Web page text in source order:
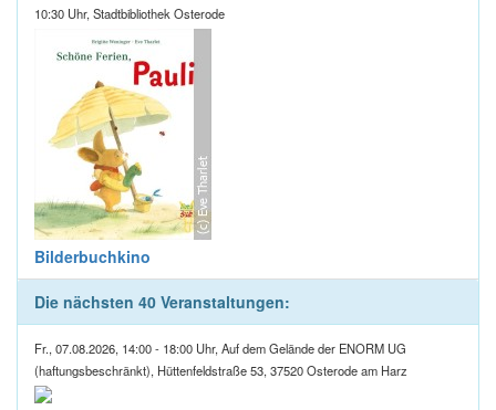
10:30 Uhr, Stadtbibliothek Osterode
Bilderbuchkino
Die nächsten 40 Veranstaltungen:
Fr., 07.08.2026, 14:00 - 18:00 Uhr, Auf dem Gelände der ENORM UG
(haftungsbeschränkt), Hüttenfeldstraße 53, 37520 Osterode am Harz